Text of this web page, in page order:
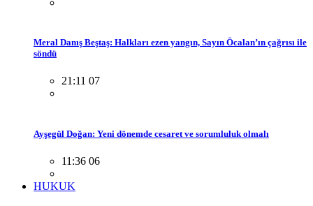
Meral Danış Beştaş: Halkları ezen yangın, Sayın Öcalan’ın çağrısı ile
söndü
21:11 07
Ayşegül Doğan: Yeni dönemde cesaret ve sorumluluk olmalı
11:36 06
HUKUK